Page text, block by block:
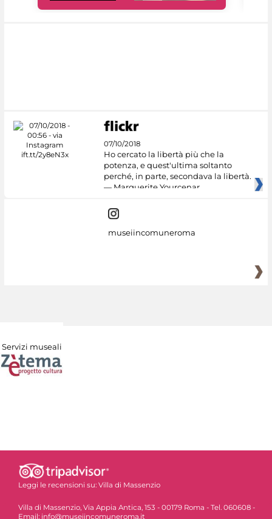
07/10/2018
Ho cercato la libertà più che la
potenza, e quest'ultima soltanto
perché, in parte, secondava la libertà.
— Marguerite Yourcenar
museiincomuneroma
Servizi museali
Leggi le recensioni su: Villa di Massenzio
Villa di Massenzio, Via Appia Antica, 153 - 00179 Roma - Tel. 060608 -
Email: info@museiincomuneroma.it